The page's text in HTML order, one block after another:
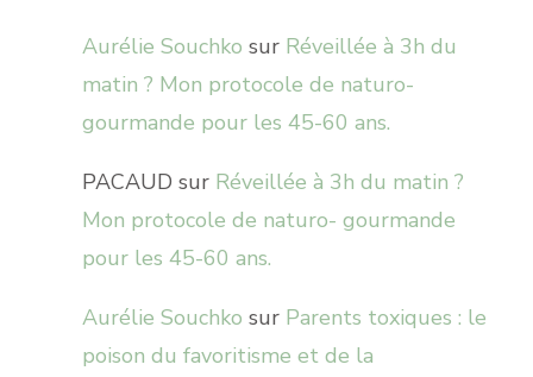
Aurélie Souchko sur Réveillée à 3h du
matin ? Mon protocole de naturo-
gourmande pour les 45-60 ans.
PACAUD sur Réveillée à 3h du matin ?
Mon protocole de naturo- gourmande
pour les 45-60 ans.
Aurélie Souchko sur Parents toxiques : le
poison du favoritisme et de la